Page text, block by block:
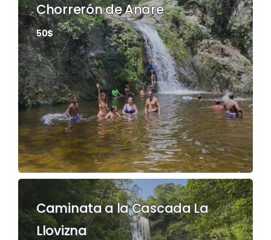
Chorrerón de Anare
50$
Caminata a la Cascada La
Llovizna